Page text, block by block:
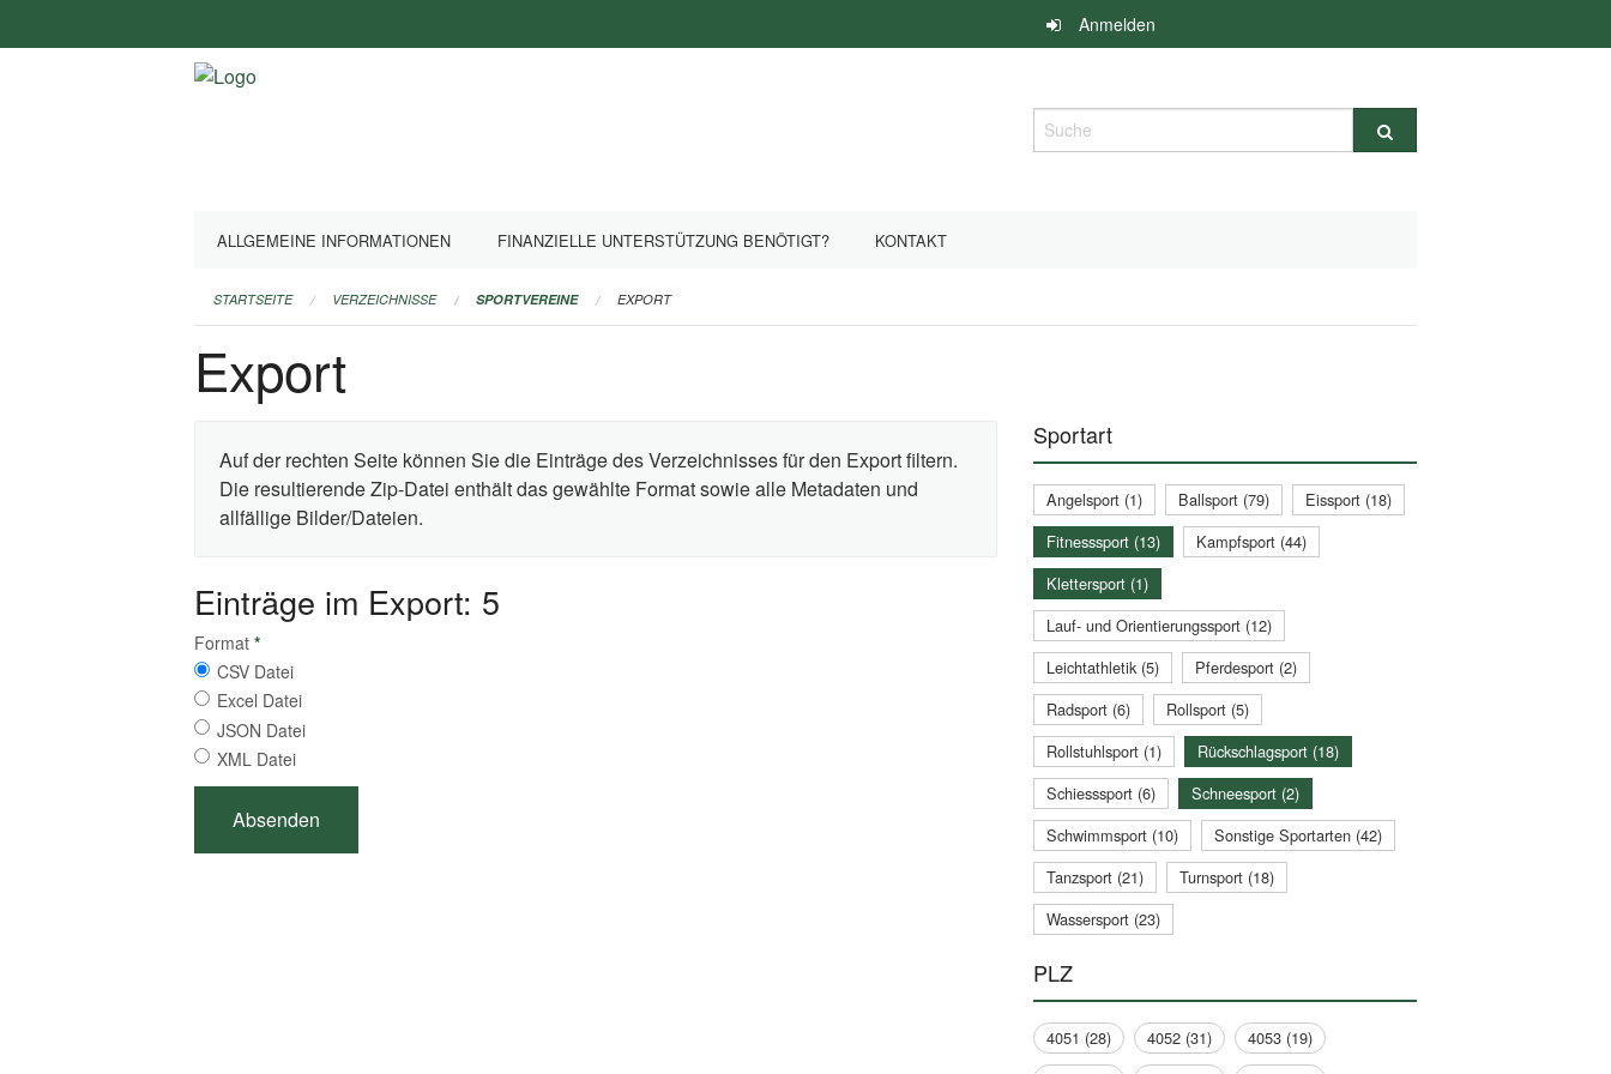
überspringen
Anmelden
Suche
ALLGEMEINE INFORMATIONEN FINANZIELLE UNTERSTÜTZUNG BENÖTIGT? KONTAKT
STARTSEITE VERZEICHNISSE SPORTVEREINE EXPORT
Export
Auf der rechten Seite können Sie die Einträge des Verzeichnisses für den Export filtern.
Die resultierende Zip-Datei enthält das gewählte Format sowie alle Metadaten und
allfällige Bilder/Dateien.
Einträge im Export: 5
Format *
CSV Datei
Excel Datei
JSON Datei
XML Datei
Sportart
Angelsport (1) Ballsport (79)
Eissport (18)
Fitnesssport (13)
Kampfsport (44)
Klettersport (1)
Lauf- und Orientierungssport (12)
Leichtathletik (5)
Pferdesport (2)
Radsport (6)
Rollsport (5)
Rollstuhlsport (1)
Rückschlagsport (18)
Schiesssport (6)
Schneesport (2)
Schwimmsport (10)
Sonstige Sportarten (42)
Tanzsport (21)
Turnsport (18)
Wassersport (23)
PLZ
4051 (28) 4052 (31)
4053 (19)